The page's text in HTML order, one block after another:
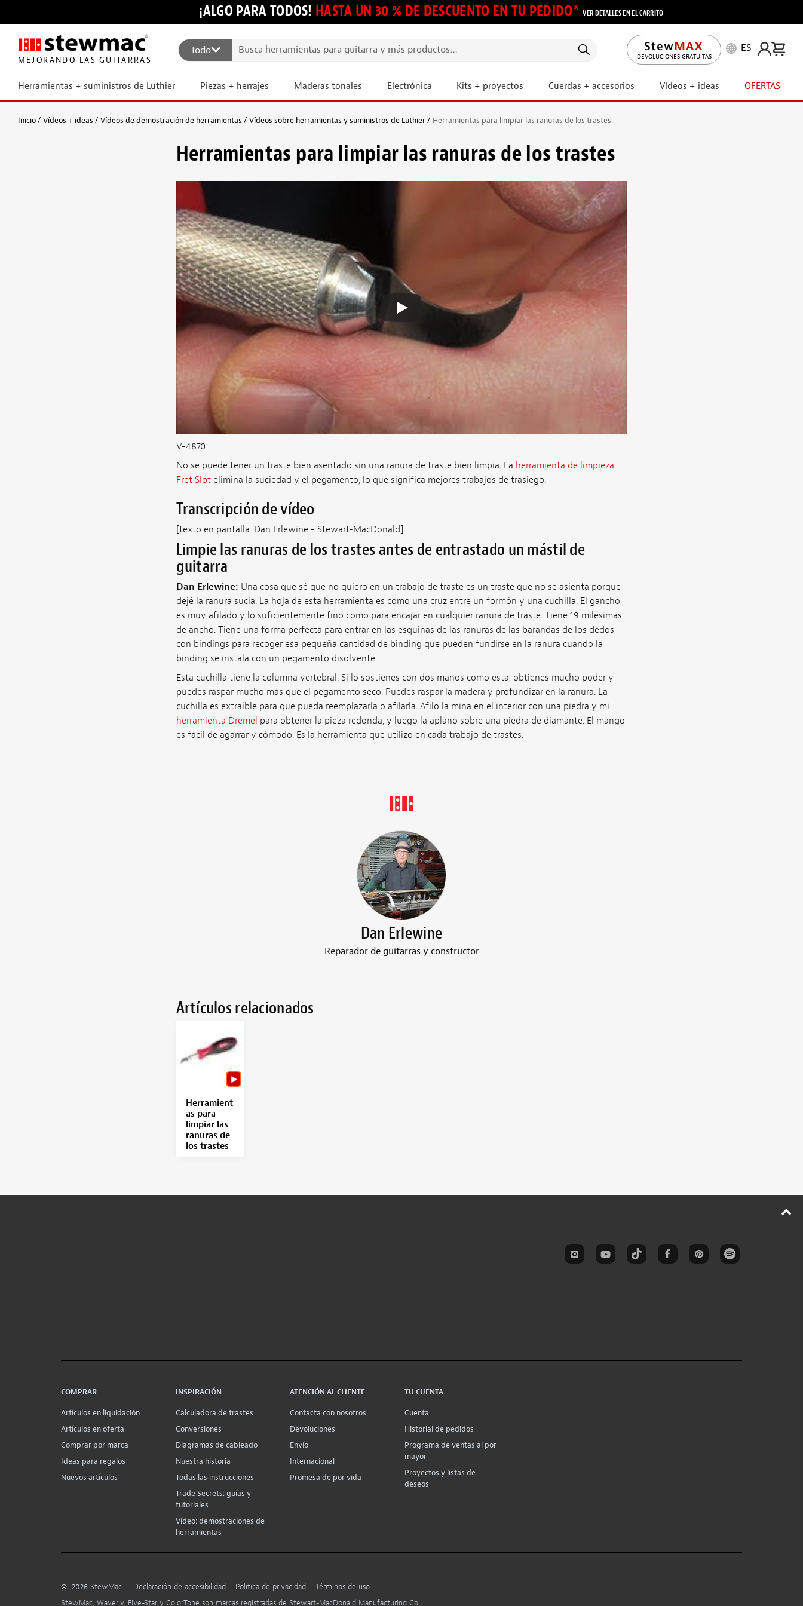
¡ALGO PARA TODOS! HASTA UN 30 % DE DESCUENTO EN TU PEDIDO*VER DETALLES EN EL CARRITO
MEJORANDO LAS GUITARRAS
Todo
DEVOLUCIONES GRATUITAS
ES
Herramientas + suministros de Luthier Piezas + herrajes Maderas tonales Electrónica Kits + proyectos Cuerdas + accesorios Vídeos + ideas OFERTAS
Inicio Vídeos + ideas Vídeos de demostración de herramientas Vídeos sobre herramientas y suministros de Luthier Herramientas para limpiar las ranuras de los trastes
Herramientas para limpiar las ranuras de los trastes
V-4870
No se puede tener un traste bien asentado sin una ranura de traste bien limpia. La herramienta de limpieza
Fret Slotelimina la suciedad y el pegamento, lo que significa mejores trabajos de trasiego.
Transcripción de vídeo
[texto en pantalla: Dan Erlewine - Stewart-MacDonald]
Limpie las ranuras de los trastes antes de entrastado un mástil de
guitarra
Dan Erlewine: Una cosa que sé que no quiero en un trabajo de traste es un traste que no se asienta porque
dejé la ranura sucia. La hoja de esta herramienta es como una cruz entre un formón y una cuchilla. El gancho
es muy afilado y lo suficientemente fino como para encajar en cualquier ranura de traste. Tiene 19 milésimas
de ancho. Tiene una forma perfecta para entrar en las esquinas de las ranuras de las barandas de los dedos
con bindings para recoger esa pequeña cantidad de binding que pueden fundirse en la ranura cuando la
binding se instala con un pegamento disolvente.
Esta cuchilla tiene la columna vertebral. Si lo sostienes con dos manos como esta, obtienes mucho poder y
puedes raspar mucho más que el pegamento seco. Puedes raspar la madera y profundizar en la ranura. La
cuchilla es extraíble para que pueda reemplazarla o afilarla. Afilo la mina en el interior con una piedra y mi
herramienta Dremel para obtener la pieza redonda, y luego la aplano sobre una piedra de diamante. El mango
es fácil de agarrar y cómodo. Es la herramienta que utilizo en cada trabajo de trastes.
Dan Erlewine
Reparador de guitarras y constructor
Artículos relacionados
Herramient
as para
limpiar las
ranuras de
los trastes
COMPRAR
Artículos en liquidación
Artículos en oferta
Comprar por marca
Ideas para regalos
Nuevos artículos
INSPIRACIÓN
Calculadora de trastes
Conversiones
Diagramas de cableado
Nuestra historia
Todas las instrucciones
Trade Secrets: guías y
tutoriales
Vídeo: demostraciones de
herramientas
ATENCIÓN AL CLIENTE
Contacta con nosotros
Devoluciones
Envío
Internacional
Promesa de por vida
TU CUENTA
Cuenta
Historial de pedidos
Programa de ventas al por
mayor
Proyectos y listas de
deseos
© 2026 StewMac Declaración de accesibilidad Política de privacidad
Términos de uso
StewMac, Waverly, Five-Star y ColorTone son marcas registradas de Stewart-MacDonald Manufacturing Co.